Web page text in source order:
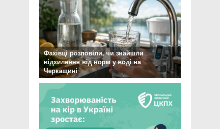
Фахівці розповіли, чи знайшли
відхилення від норм у воді на
Черкащині